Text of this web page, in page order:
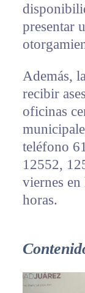
presentar
Además,
recibir
oficinas
teléfono
12552,
viernes
horas.